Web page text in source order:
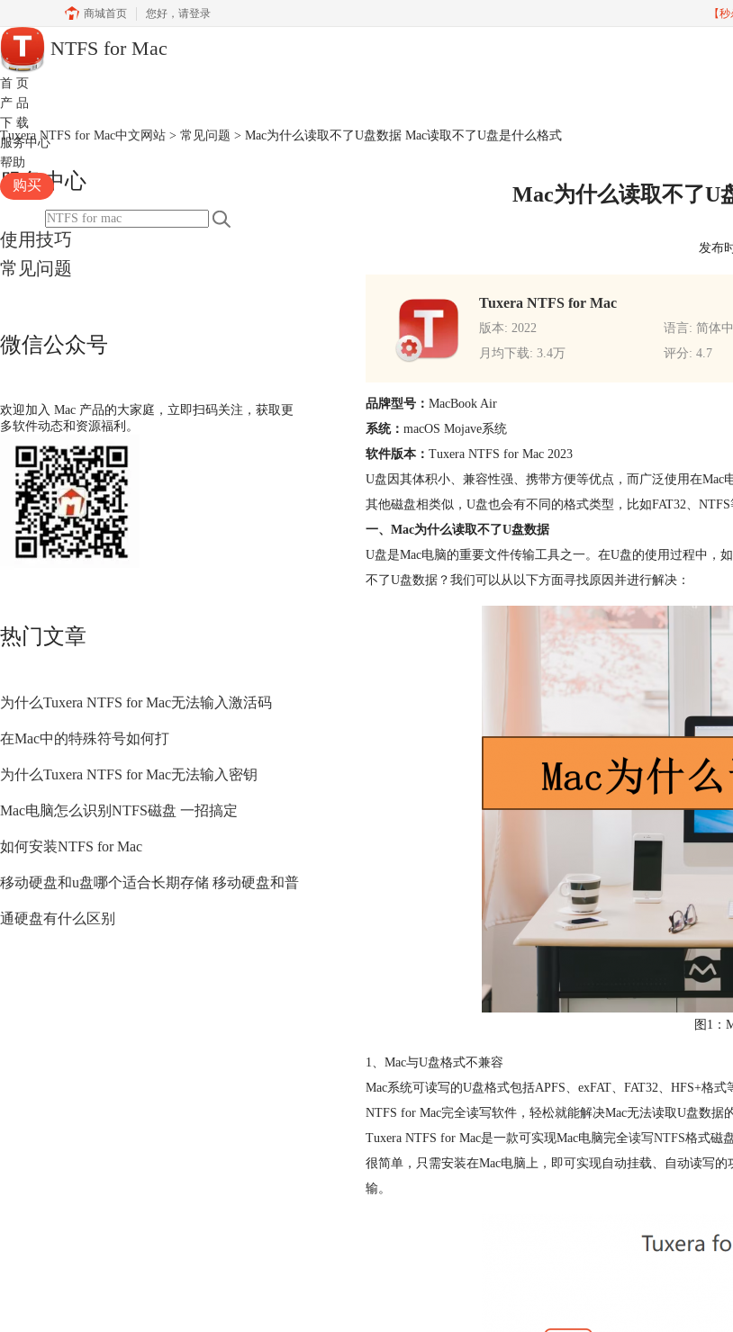
商城首页 您好， 请登录 【
NTFS for Mac
首 页
产 品
下 载
服务中心
帮助
购买
Tuxera NTFS for Mac中文网站 > 常见问题 > Mac为什么读取不了U盘数据 Mac读取不了U盘是什么格式
服务中心
使用技巧
常见问题
微信公众号
欢迎加入 Mac 产品的大家庭，立即扫码关注，获取更
多软件动态和资源福利。
热门文章
为什么Tuxera NTFS for Mac无法输入激活码
在Mac中的特殊符号如何打
为什么Tuxera NTFS for Mac无法输入密钥
Mac电脑怎么识别NTFS磁盘 一招搞定
如何安装NTFS for Mac
移动硬盘和u盘哪个适合长期存储 移动硬盘和普
通硬盘有什么区别
Mac为什么读取不了U
发布
Tuxera NTFS for Mac
版本: 2022 语言: 简体
月均下载: 3.4万
评分: 4.7
品牌型号： MacBook Air
系统： macOS Mojave系统
软件版本： Tuxera NTFS for Mac 2023
U盘因其体积小、兼容性强、携带方便等优点，而广泛使用在
其他磁盘相类似，U盘也会有不同的格式类型，比如FAT32、
一、Mac为什么读取不了U盘数据
U盘是Mac电脑的重要文件传输工具之一。在U盘的使用过程中，
不了U盘数据？我们可以从以下方面寻找原因并进行解决：
图1：
1、Mac与U盘格式不兼容
Mac系统可读写的U盘格式包括APFS、exFAT、FAT32、HFS+格
NTFS for Mac完全读写软件，轻松就能解决Mac无法读取U盘数据
Tuxera NTFS for Mac是一款可实现Mac电脑完全读写NTFS格式磁
很简单，只需安装在Mac电脑上，即可实现自动挂载、自动读写
输。